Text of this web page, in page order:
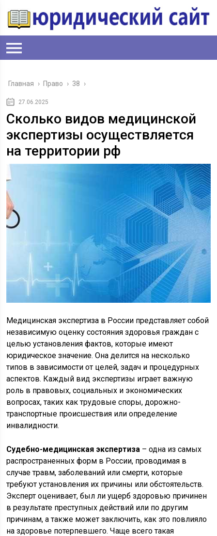
Главная › Право › 38 ›
27.06.2025
Сколько видов медицинской
экспертизы осуществляется
на территории рф
Медицинская экспертиза в России представляет собой
независимую оценку состояния здоровья граждан с
целью установления фактов, которые имеют
юридическое значение. Она делится на несколько
типов в зависимости от целей, задач и процедурных
аспектов. Каждый вид экспертизы играет важную
роль в правовых, социальных и экономических
вопросах, таких как трудовые споры, дорожно-
транспортные происшествия или определение
инвалидности.
Судебно-медицинская экспертиза – одна из самых
распространенных форм в России, проводимая в
случае травм, заболеваний или смерти, которые
требуют установления их причины или обстоятельств.
Эксперт оценивает, был ли ущерб здоровью причинен
в результате преступных действий или по другим
причинам, а также может заключить, как это повлияло
на здоровье потерпевшего. Чаще всего такая